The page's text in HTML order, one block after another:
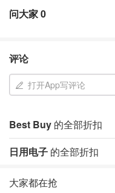
问大家0
评论
打开App写评论
Best Buy 的全部折扣
日用电子 的全部折扣
大家都在抢